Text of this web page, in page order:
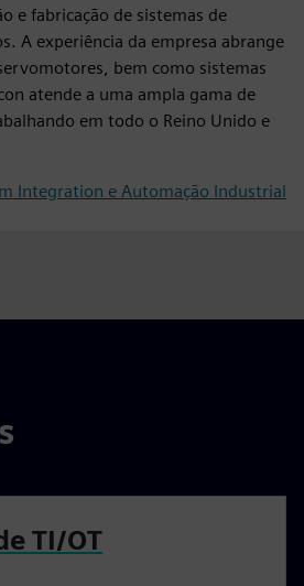
e fabricação de sistemas de
A experiência da empresa abrange
bem como sistemas
atende a uma ampla gama de
em todo o Reino Unido e
Integration e Automação Industrial
TI/OT